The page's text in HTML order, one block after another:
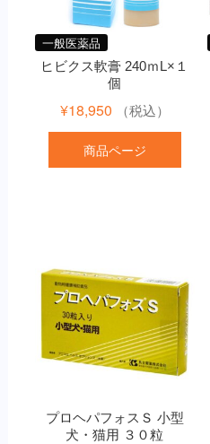
一般医薬品
ヒビクス軟膏 240ｍL×１
個
¥18,950 （税込）
商品ページ
プロヘパフォスＳ 小型
犬・猫用 ３０粒